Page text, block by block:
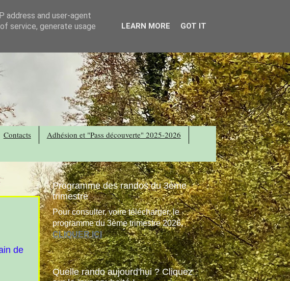
Contacts
Adhésion et "Pass découverte" 2025-2026
de
Programme des randos du 3ème
trimestre
Pour consulter, voire télécharger, le
programme du 3ème trimestre 2026,
CLIQUER ICI
Quelle rando aujourd'hui ? Cliquez
address and user-agent
service, generate usage
LEARN MORE GOT IT